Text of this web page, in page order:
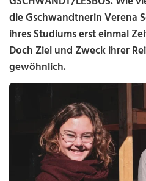
die Gschwandtnerin Verena
ihres Studiums erst einmal
Doch Ziel und Zweck ihrer
gewöhnlich.